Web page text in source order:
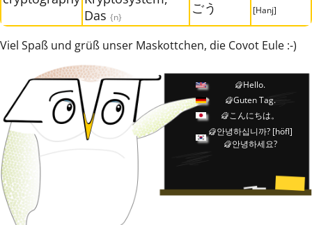
Das {n}
ごう
[Hanj]
Viel Spaß und grüß unser Maskottchen, die Covot Eule :-)
Hello.
Guten Tag.
こんにちは。
안녕하십니까? [höfl]
안녕하세요?